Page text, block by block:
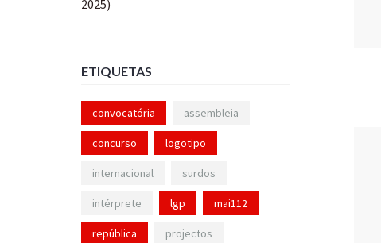
ETIQUETAS
convocatória assembleia
concurso logotipo
internacional surdos
intérprete lgp mai112
república projectos